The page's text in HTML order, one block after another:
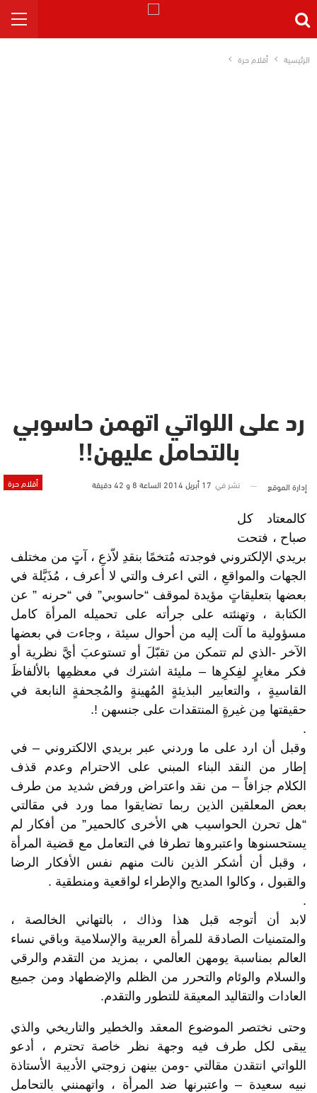
الرئيسية أقلام حرة
رد على اللواتي اتهمن حاسوبي
بالتحامل عليهن!!
أقلام حرة إدارة الموقع نشر في 17 أبريل 2014 الساعة 8 و 42 دقيقة
كالمعتاد كل
صباح ، فتحت
بريدي الإلكتروني فوجدته مُتخمًا بنقدِ لاّذعِ ، آتٍِ من مختلف
الجهات والمواقعِ ، التي اعرف والتي لا أعرف ، مُذَيَّلة في
بعضها بتعليقاتٍ مؤيدة لموقف “حاسوبي” في “حرنه ” عن
الكتابة ، وتهنئته على جرأته على تحميله المرأة كامل
مسؤولية ما آلت إليه من أحوال سيئة ، وجاءت في بعضها
الآخر -الذي لم تتمكن من تقبّلَ أو تستوعبَ أيَّ نظرية أو
فكر مغايرٍ لفِكرِها – مليئة اشترك في معظمِها بالألفاظَ
القاسيةٍ ، والتعابير البذيئةٍ المُهينةٍ والمُجحفةٍ النابعة في
حقيقتها مِن غيرةٍ المنتقدات على جنسهن !.
.
وقبل أن ارد على ما وردني عبر بريدي الالكتروني – في
إطار من النقد البناء المبني على الاحترام وعدم قذف
الكلام جزافاً – من نقد واعتراض ورفض شديد من طرف
بعض المعلقين الذين ربما تضايقوا مما ورد في مقالتي
“هل تحرن الحواسيب هي الأخرى كالحمير” من أفكار لم
يستحسنوها واعتبروها تطرفا في التعامل مع قضية المرأة
، وقبل أن أشكر الذين نالت منهم نفس الأفكار الرضا
والقبول ، وكالوا المديح والإطراء لواقعية ومنطقية .
.
لابد أن أتوجه قبل هذا وذاك ، بالتهاني الخالصة ،
والمتمنيات الصادقة للمرأة العربية والإسلامية وباقي نساء
العالم بمناسبة يومهن العالمي ، بمزيد من التقدم والرقي
والسلام والوئام والتحرر من الظلم والإضطهاد ومن جميع
العادات والتقاليد المعيقة للتطور والتقدم.
وحتى نختصر الموضوع المعقد والخطير والتاريخي والذي
يبقى لكل طرف فيه وجهة نظر خاصة تحترم ، أدعو
اللواتي انتقدن مقالتي -ومن بينهن زوجتي الأديبة الأستاذة
نبيه سعيدة – واعتبرنها ضد المرأة ، واتهمنني بالتحامل